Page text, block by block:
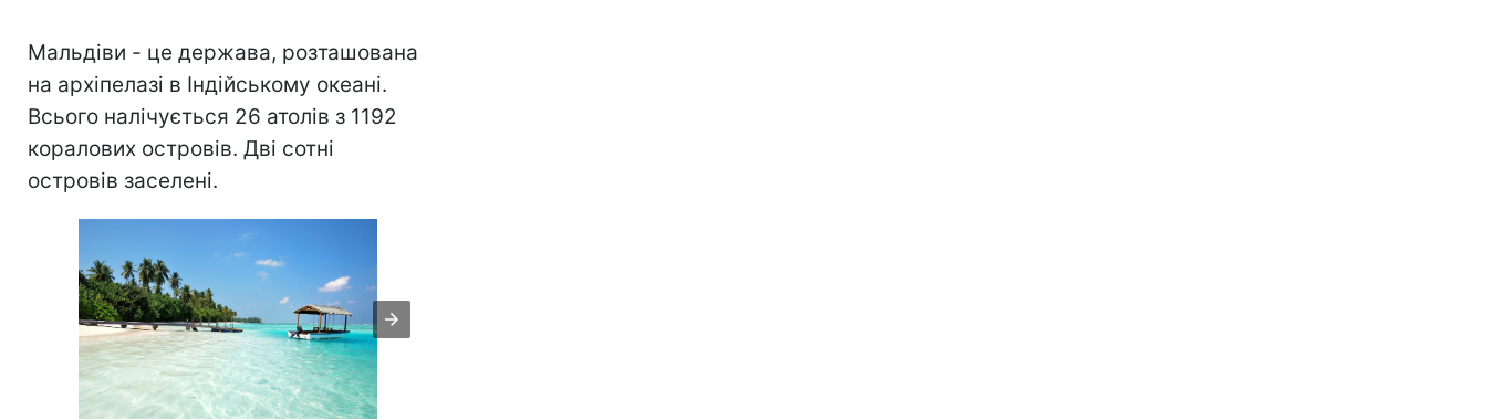
Мальдіви - це держава, розташована
на архіпелазі в Індійському океані.
Всього налічується 26 атолів з 1192
коралових островів. Дві сотні
островів заселені.